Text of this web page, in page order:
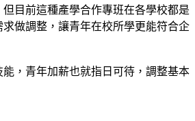
目前這種產學合作專班在各學校都是
做調整，讓青年在校所學更能符合企
，青年加薪也就指日可待，調整基本